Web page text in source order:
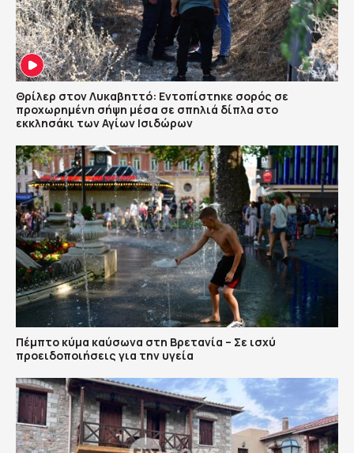
Θρίλερ στον Λυκαβηττό: Εντοπίστηκε σορός σε
προχωρημένη σήψη μέσα σε σπηλιά δίπλα στο
εκκλησάκι των Αγίων Ισιδώρων
Πέμπτο κύμα καύσωνα στη Βρετανία – Σε ισχύ
προειδοποιήσεις για την υγεία